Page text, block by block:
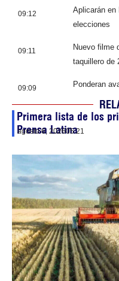
09:12
Aplicarán en
elecciones
09:11
Nuevo filme
taquillero de
09:09 Ponderan
Primera lista de los
Prensa Latina
agosto 6, 202605:21